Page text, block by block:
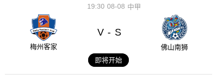
08-08
19:30 中甲
梅州客家
V - S
佛山南狮
即将开始